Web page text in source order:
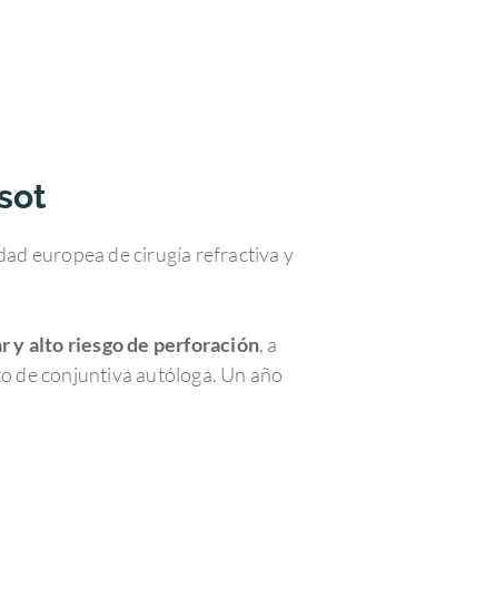
europea de cirugía refractiva y
y alto riesgo de perforación, a
de conjuntiva autóloga. Un año